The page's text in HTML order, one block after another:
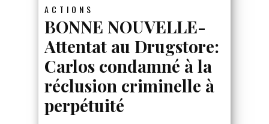
ACTIONS
BONNE NOUVELLE-
Attentat au Drugstore:
Carlos condamné à la
réclusion criminelle à
perpétuité